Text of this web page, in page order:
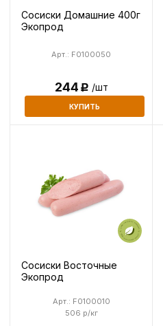
Сосиски Домашние 400г
Экопрод
Арт.: F0100050
244Р /шт
КУПИТЬ
Сосиски Восточные
Экопрод
506 р/кг
Арт.: F0100010